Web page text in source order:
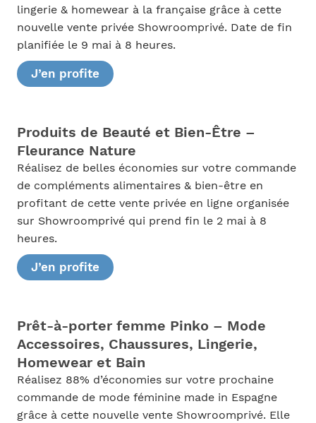
lingerie & homewear à la française grâce à cette
nouvelle vente privée Showroomprivé. Date de fin
planifiée le 9 mai à 8 heures.
J’en profite
Produits de Beauté et Bien-Être –
Fleurance Nature
Réalisez de belles économies sur votre commande
de compléments alimentaires & bien-être en
profitant de cette vente privée en ligne organisée
sur Showroomprivé qui prend fin le 2 mai à 8
heures.
J’en profite
Prêt-à-porter femme Pinko – Mode
Accessoires, Chaussures, Lingerie,
Homewear et Bain
Réalisez 88% d’économies sur votre prochaine
commande de mode féminine made in Espagne
grâce à cette nouvelle vente Showroomprivé. Elle